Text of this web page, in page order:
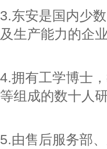
3.东安是国内少
及生产能力的企业
4.拥有工学博士
等组成的数十人
5.由售后服务部